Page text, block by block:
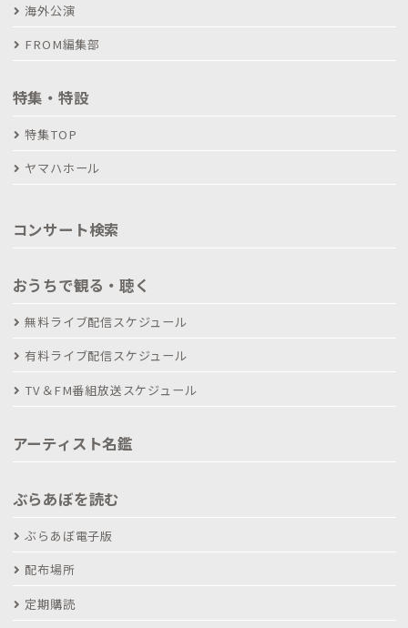
海外公演
FROM編集部
特集・特設
特集TOP
ヤマハホール
コンサート検索
おうちで観る・聴く
無料ライブ配信スケジュール
有料ライブ配信スケジュール
TV＆FM番組放送スケジュール
アーティスト名鑑
ぶらあぼを読む
ぶらあぼ電子版
配布場所
定期購読